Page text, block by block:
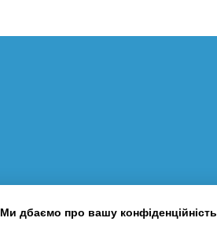
Ми дбаємо про вашу конфіденційність